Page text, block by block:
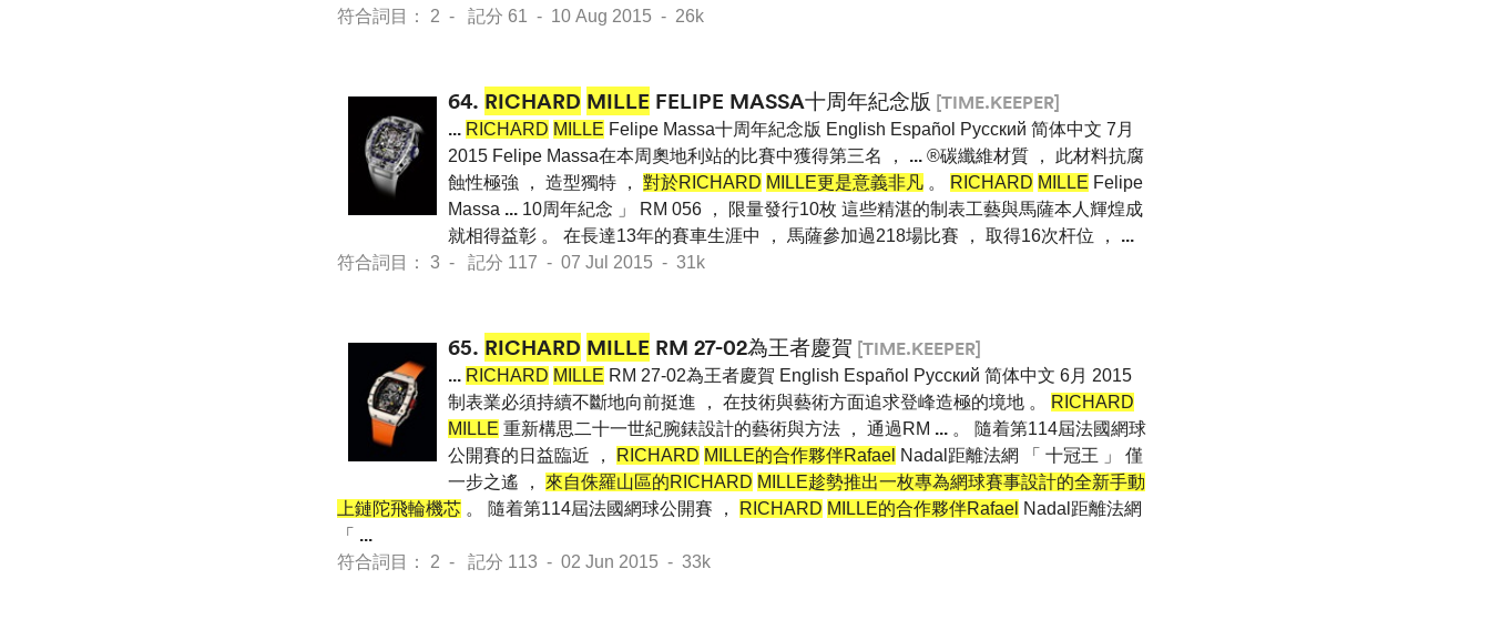
符合詞目： 2 - 記分 61 - 10 Aug 2015 - 26k
64. RICHARD MILLE FELIPE MASSA十周年紀念版 [TIME.KEEPER]
... RICHARD MILLE Felipe Massa十周年紀念版 English Español Pусский 简体中文 7月
2015 Felipe Massa在本周奧地利站的比賽中獲得第三名 ， ... ®碳纖維材質 ， 此材料抗腐
蝕性極強 ， 造型獨特 ， 對於RICHARD MILLE更是意義非凡 。 RICHARD MILLE Felipe
Massa ... 10周年紀念 」 RM 056 ， 限量發行10枚 這些精湛的制表工藝與馬薩本人輝煌成
就相得益彰 。 在長達13年的賽車生涯中 ， 馬薩參加過218場比賽 ， 取得16次杆位 ， ...
符合詞目： 3 - 記分 117 - 07 Jul 2015 - 31k
65. RICHARD MILLE RM 27-02為王者慶賀 [TIME.KEEPER]
... RICHARD MILLE RM 27-02為王者慶賀 English Español Pусский 简体中文 6月 2015
制表業必須持續不斷地向前挺進 ， 在技術與藝術方面追求登峰造極的境地 。
RICHARD
MILLE 重新構思二十一世紀腕錶設計的藝術與方法 ， 通過RM ... 。 隨着第114屆法國網球
公開賽的日益臨近 ，
RICHARD MILLE的合作夥伴Rafael Nadal距離法網 「 十冠王 」 僅
一步之遙 ， 來自侏羅山區的RICHARD MILLE趁勢推出一枚專為網球賽事設計的全新手動
上鏈陀飛輪機芯 。 隨着第114屆法國網球公開賽 ， RICHARD MILLE的合作夥伴Rafael Nadal距離法網
「 ...
符合詞目： 2 - 記分 113 - 02 Jun 2015 - 33k